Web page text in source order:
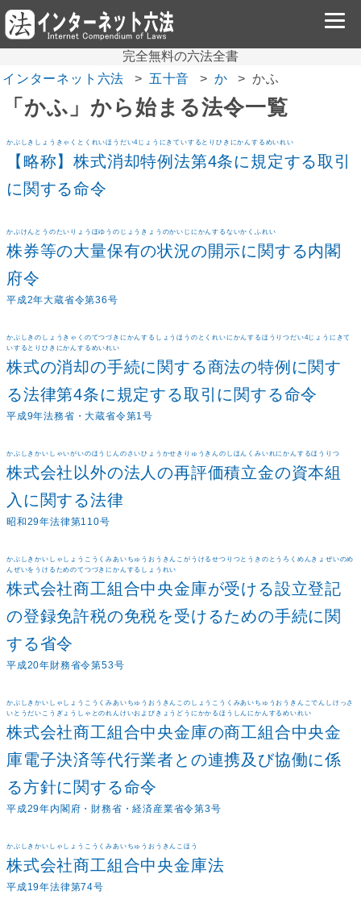
完全無料の六法全書
インターネット六法
五十音 か かふ
「かふ」から始まる法令一覧
かぶしきしょうきゃくとくれいほうだい4じょうにきていするとりひきにかんするめいれい
【略称】株式消却特例法第4条に規定する取引
に関する命令
かぶけんとうのたいりょうほゆうのじょうきょうのかいじにかんするないかくふれい
株券等の大量保有の状況の開示に関する内閣
府令
平成2年大蔵省令第36号
かぶしきのしょうきゃくのてつづきにかんするしょうほうのとくれいにかんするほうりつだい4じょうにきて
いするとりひきにかんするめいれい
株式の消却の手続に関する商法の特例に関す
る法律第4条に規定する取引に関する命令
平成9年法務省・大蔵省令第1号
かぶしきかいしゃいがいのほうじんのさいひょうかせきりゅうきんのしほんくみいれにかんするほうりつ
株式会社以外の法人の再評価積立金の資本組
入に関する法律
昭和29年法律第110号
かぶしきかいしゃしょうこうくみあいちゅうおうきんこがうけるせつりつとうきのとうろくめんきょぜいのめ
んぜいをうけるためのてつづきにかんするしょうれい
株式会社商工組合中央金庫が受ける設立登記
の登録免許税の免税を受けるための手続に関
する省令
平成20年財務省令第53号
かぶしきかいしゃしょうこうくみあいちゅうおうきんこのしょうこうくみあいちゅうおうきんこでんしけっさ
いとうだいこうぎょうしゃとのれんけいおよびきょうどうにかかるほうしんにかんするめいれい
株式会社商工組合中央金庫の商工組合中央金
庫電子決済等代行業者との連携及び協働に係
る方針に関する命令
平成29年内閣府・財務省・経済産業省令第3号
かぶしきかいしゃしょうこうくみあいちゅうおうきんこほう
株式会社商工組合中央金庫法
平成19年法律第74号